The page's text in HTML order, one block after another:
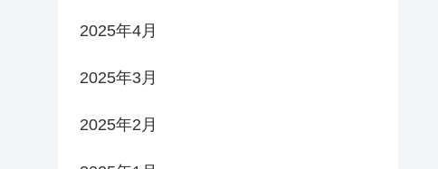
2025年4月
2025年3月
2025年2月